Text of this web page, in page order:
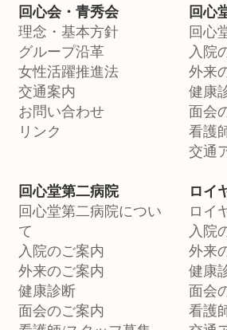
回心会・青秀会
理念・基本方針
グループ沿革
女性活躍推進法
交通案内
お問い合わせ
リンク
回心
回心
入院
外来
健康
面会
看護
交通
回心堂第二病院
回心堂第二病院につい
て
入院のご案内
外来のご案内
健康診断
面会のご案内
ロイ
ロイ
入院
外来
健康
面会
看護